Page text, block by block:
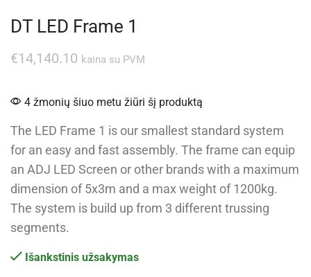
DT LED Frame 1
€14,140.10 kaina su PVM
4 žmonių šiuo metu žiūri šį produktą
The LED Frame 1 is our smallest standard system
for an easy and fast assembly. The frame can equip
an ADJ LED Screen or other brands with a maximum
dimension of 5x3m and a max weight of 1200kg.
The system is build up from 3 different trussing
segments.
Išankstinis užsakymas